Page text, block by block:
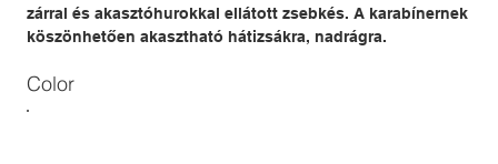
zárral és akasztóhurokkal ellátott zsebkés. A karabínernek
köszönhetően akasztható hátizsákra, nadrágra.
Color